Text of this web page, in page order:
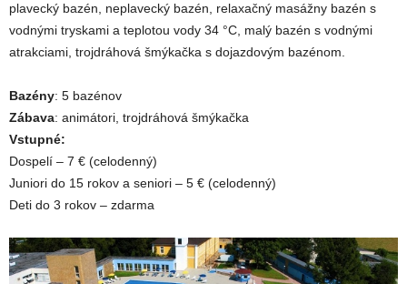
plavecký bazén, neplavecký bazén, relaxačný masážny bazén s
vodnými tryskami a teplotou vody 34 °C, malý bazén s vodnými
atrakciami, trojdráhová šmýkačka s dojazdovým bazénom.
Bazény: 5 bazénov
Zábava: animátori, trojdráhová šmýkačka
Vstupné:
Dospelí – 7 € (celodenný)
Juniori do 15 rokov a seniori – 5 € (celodenný)
Deti do 3 rokov – zdarma